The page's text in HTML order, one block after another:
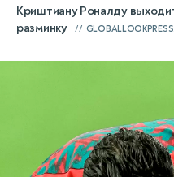
Криштиану Роналду
разминку